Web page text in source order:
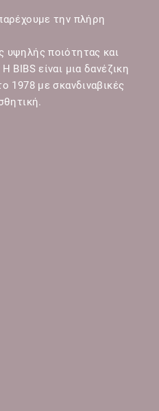
την πλήρη
υψηλής ποιότητας και
BIBS είναι μια δανέζικη
1978 με σκανδιναβικές